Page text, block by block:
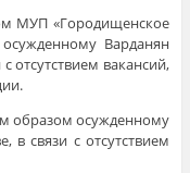
МУП «Городищенское
Варданян
отсутствием вакансий,
образом осужденному
в связи с отсутствием